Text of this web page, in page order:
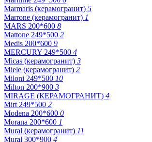
Marmaris (керамогранит) 5
Marrone (керамогранит) 1
MARS 200*600 8
Mattone 249*500 2
Medis 200*600 9
MERCURY 249*500 4
Micas (керамогранит) 3
Miele (керамогранит) 2
Miloni 249*500 10
Milton 200*900 3
MIRAGE (КЕРАМОГРАНИТ) 4
Mirt 249*500 2
Modena 200*600 0
Morana 200*600 1
Mural (керамогранит) 11
Mural 300*900 4